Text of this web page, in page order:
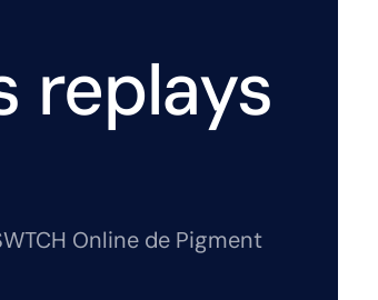
replays
Online de Pigment